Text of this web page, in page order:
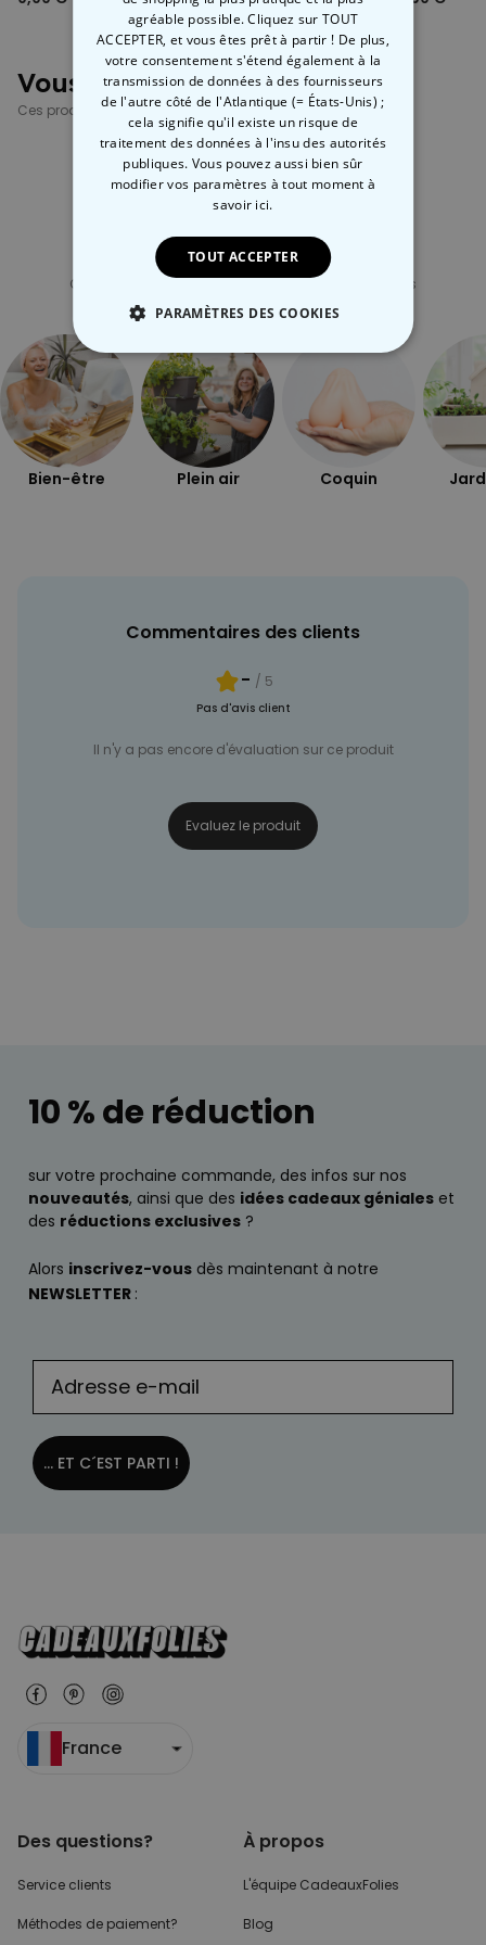
Vous avez vu ?
Ces produits pourraient aussi vous intéresser
Catégorie concernée
Consultez nos autres catégories de cadeux insolites
Bien-être Plein air Coquin
Commentaires des clients
- / 5
Pas d'avis client
Il n'y a pas encore d'évaluation sur ce produit
Evaluez le produit
10 % de réduction
sur votre prochaine commande, des infos sur nos
nouveautés, ainsi que des idées cadeaux géniales et
des réductions exclusives ?
Alors inscrivez-vous dès maintenant à notre
NEWSLETTER :
... ET C´EST PARTI !
France
Des questions?
Service clients
Méthodes de paiement?
À propos
L'équipe CadeauxFolies
Blog
agréable possible. Cliquez sur TOUT
ACCEPTER, et vous êtes prêt à partir ! De plus,
votre consentement s'étend également à la
transmission de données à des fournisseurs
de l'autre côté de l'Atlantique (= États-Unis) ;
cela signifie qu'il existe un risque de
traitement des données à l'insu des autorités
publiques. Vous pouvez aussi bien sûr
modifier vos paramètres à tout moment à
savoir ici.
TOUT ACCEPTER
PARAMÈTRES DES COOKIES
STRICTEMENT NÉCESSAIRE
PERFORMANCE
COMMERCIALISATION